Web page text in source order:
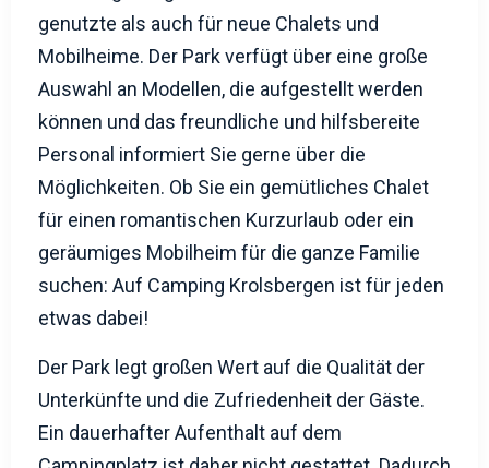
genutzte als auch für neue Chalets und
Mobilheime. Der Park verfügt über eine große
Auswahl an Modellen, die aufgestellt werden
können und das freundliche und hilfsbereite
Personal informiert Sie gerne über die
Möglichkeiten. Ob Sie ein gemütliches Chalet
für einen romantischen Kurzurlaub oder ein
geräumiges Mobilheim für die ganze Familie
suchen: Auf Camping Krolsbergen ist für jeden
etwas dabei!
Der Park legt großen Wert auf die Qualität der
Unterkünfte und die Zufriedenheit der Gäste.
Ein dauerhafter Aufenthalt auf dem
Campingplatz ist daher nicht gestattet. Dadurch